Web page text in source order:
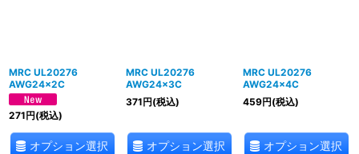
MRC UL20276
AWG24×2C
271円(税込)
オプション選択
MRC UL20276
AWG24×3C
371円(税込)
オプション選択
MRC UL20276
AWG24×4C
459円(税込)
オプション選択